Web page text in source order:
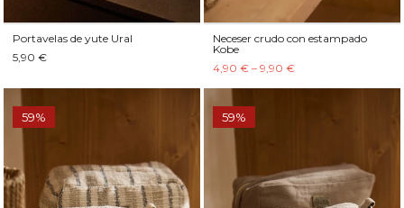
Portavelas de yute Ural
5,90 €
Neceser crudo con estampado
Kobe
4,90 € – 9,90 €
59% 59%